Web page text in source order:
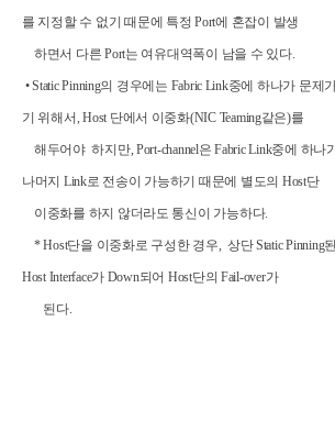
를 지정할 수 없기 때문에 특정Port에 혼잡이 발생
하면서 다른Port는 여유대역폭이 남을 수 있다.
• Static Pinning의 경우에는 Fabric Link중에 하나가 문제
기 위해서, Host 단에서 이중화(NIC Teaming같은)를
해두어야 하지만, Port-channel은Fabric Link중에 하나
나머지 Link로 전송이 가능하기 때문에 별도의 Host단
이중화를 하지 않더라도 통신이 가능하다.
* Host단을 이중화로 구성한 경우, 상단Static Pinning된
Host Interface가 Down되어 Host단의Fail-over가
된다.